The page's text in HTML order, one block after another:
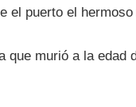
el puerto el hermoso
murió a la edad